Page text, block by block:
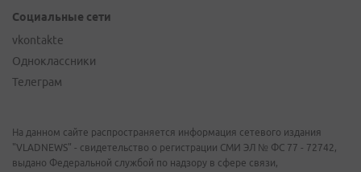
Социальные сети
vkontakte
Одноклассники
Телеграм
На данном сайте распространяется информация сетевого издания
"VLADNEWS" - свидетельство о регистрации СМИ ЭЛ № ФС 77 - 72742,
выдано Федеральной службой по надзору в сфере связи,